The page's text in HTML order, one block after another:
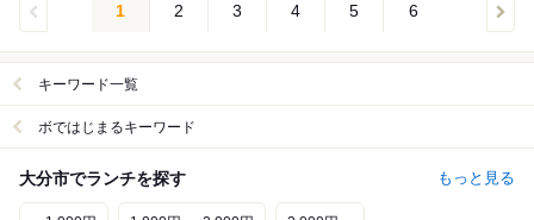
1 2 3 4 5 6
キーワード一覧
ボではじまるキーワード
大分市でランチを探す もっと見る